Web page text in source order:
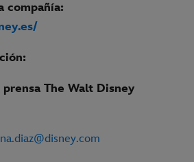
compañía:
The Walt Disney